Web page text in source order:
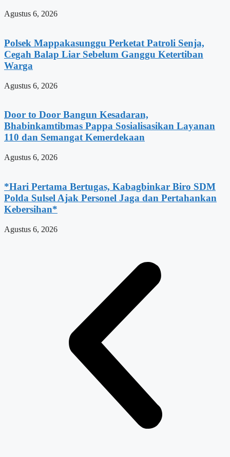
Agustus 6, 2026
Polsek Mappakasunggu Perketat Patroli Senja,
Cegah Balap Liar Sebelum Ganggu Ketertiban
Warga
Agustus 6, 2026
Door to Door Bangun Kesadaran,
Bhabinkamtibmas Pappa Sosialisasikan Layanan
110 dan Semangat Kemerdekaan
Agustus 6, 2026
*Hari Pertama Bertugas, Kabagbinkar Biro SDM
Polda Sulsel Ajak Personel Jaga dan Pertahankan
Kebersihan*
Agustus 6, 2026